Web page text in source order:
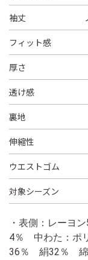
袖丈
フィット感
厚さ
透け感
裏地
伸縮性
ウエストゴム
対象シーズン
・表側：レーヨ
4％ 中わた：ポ
36％ 絹32％ 綿